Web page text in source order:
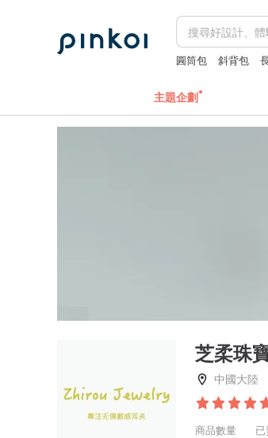
圓筒包 斜背包
主題企劃
芝柔珠
中國大陸
商品數量